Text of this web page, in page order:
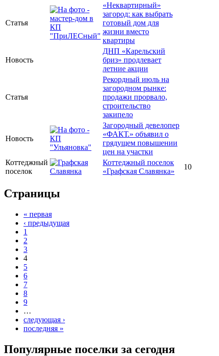
Статья
«Неквартирный»
загород: как выбрать
готовый дом для
жизни вместо
квартиры
Новость
ДНП «Карельский
бриз» продлевает
летние акции
Статья
Рекордный июль на
загородном рынке:
продажи прорвало,
строительство
закипело
Новость
Загородный девелопер
«ФАКТ.» объявил о
грядущем повышении
цен на участки
Коттеджный
поселок
Коттеджный поселок
«Графская Славянка»
10
Страницы
« первая
‹ предыдущая
1
2
3
4
5
6
7
8
9
…
следующая ›
последняя »
Популярные поселки за сегодня